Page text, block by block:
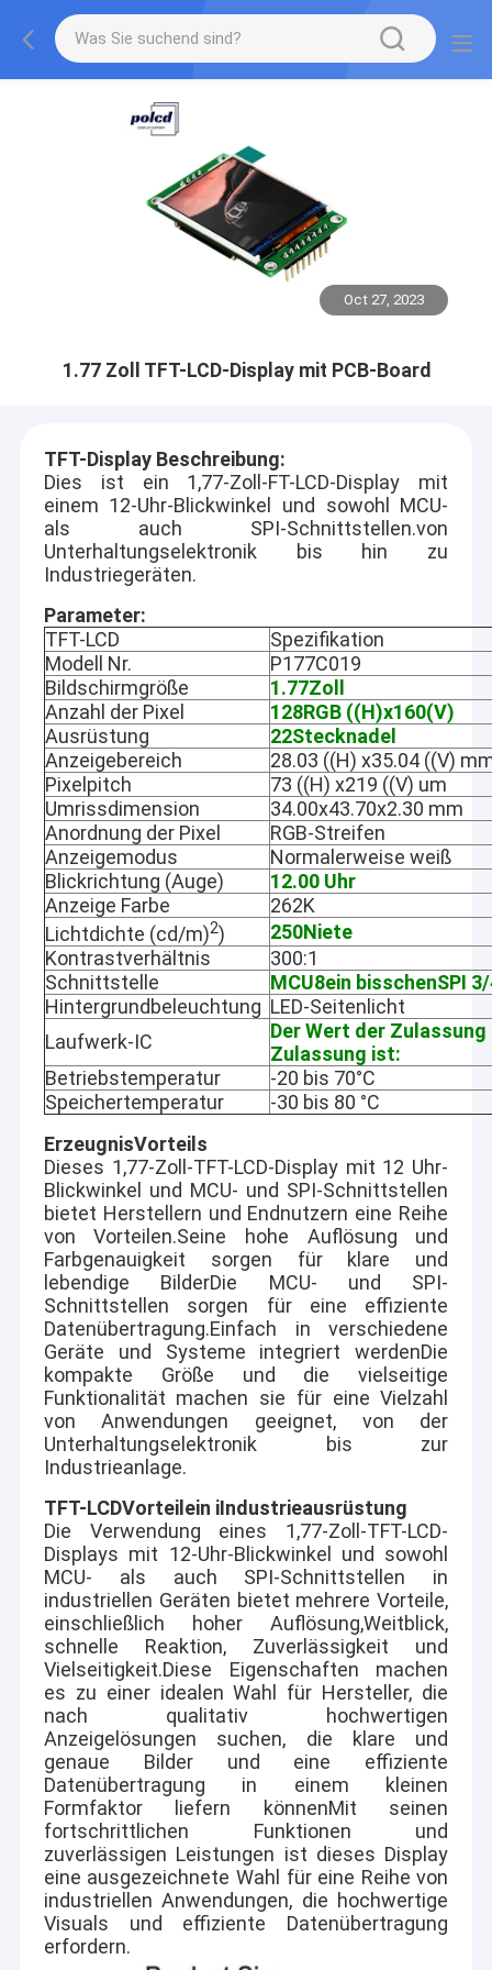
Oct 27, 2023
1.77 Zoll TFT-LCD-Display mit PCB-Board
TFT-Display Beschreibung:
Dies ist ein 1,77-Zoll-FT-LCD-Display mit
einem 12-Uhr-Blickwinkel und sowohl MCU-
als auch SPI-Schnittstellen.von
Unterhaltungselektronik bis hin zu
Industriegeräten.
Parameter:
TFT-LCD
Spezifikation
Modell Nr.
P177C019
Bildschirmgröße
1.77Zoll
Anzahl der Pixel
128RGB ((H)x160(V)
Ausrüstung
22Stecknadel
Anzeigebereich
28.03 ((H) x35.04 ((V)
Pixelpitch
73 ((H) x219 ((V) um
Umrissdimension
34.00x43.70x2.30 mm
Anordnung der Pixel
RGB-Streifen
Anzeigemodus
Normalerweise weiß
Blickrichtung (Auge)
12.00 Uhr
Anzeige Farbe
262K
Lichtdichte (cd/m)2) 250Niete
Kontrastverhältnis
300:1
Schnittstelle
MCU8ein bisschenSPI
Hintergrundbeleuchtung LED-Seitenlicht
Laufwerk-IC
Der Wert der
Zulassung ist:
Betriebstemperatur
-20 bis 70°C
Speichertemperatur
-30 bis 80 °C
ErzeugnisVorteil s
Dieses 1,77-Zoll-TFT-LCD-Display mit 12 Uhr-
Blickwinkel und MCU- und SPI-Schnittstellen
bietet Herstellern und Endnutzern eine Reihe
von Vorteilen.Seine hohe Auflösung und
Farbgenauigkeit sorgen für klare und
lebendige BilderDie MCU- und SPI-
Schnittstellen sorgen für eine effiziente
Datenübertragung.Einfach in verschiedene
Geräte und Systeme integriert werdenDie
kompakte Größe und die vielseitige
Funktionalität machen sie für eine Vielzahl
von Anwendungen geeignet, von der
Unterhaltungselektronik bis zur
Industrieanlage.
TFT-LCDVorteilein iIndustrieausrüstung
Die Verwendung eines 1,77-Zoll-TFT-LCD-
Displays mit 12-Uhr-Blickwinkel und sowohl
MCU- als auch SPI-Schnittstellen in
industriellen Geräten bietet mehrere Vorteile,
einschließlich hoher Auflösung,Weitblick,
schnelle Reaktion, Zuverlässigkeit und
Vielseitigkeit.Diese Eigenschaften machen
es zu einer idealen Wahl für Hersteller, die
nach qualitativ hochwertigen
Anzeigelösungen suchen, die klare und
genaue Bilder und eine effiziente
Datenübertragung in einem kleinen
Formfaktor liefern könnenMit seinen
fortschrittlichen Funktionen und
zuverlässigen Leistungen ist dieses Display
eine ausgezeichnete Wahl für eine Reihe von
industriellen Anwendungen, die hochwertige
Visuals und effiziente Datenübertragung
erfordern.